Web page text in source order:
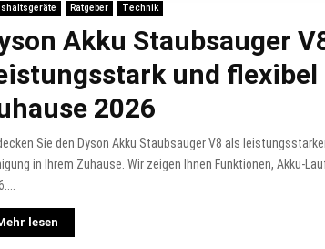
Ratgeber Technik
Akku Staubsauger
und
2026
Sie den Dyson Akku Staubsauger V8 als
in Ihrem Zuhause. Wir zeigen Ihnen Funktionen, Akku-
lesen